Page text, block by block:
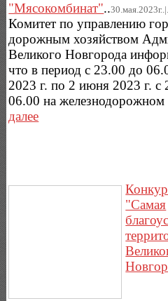
"Мясокомбинат"..
Комитет по управлению
дорожным хозяйством
Великого Новгорода
что в период с 23.00 до
2023 г. по 2 июня 2023 г. с
06.00 на железнодорожном
далее
"Самая